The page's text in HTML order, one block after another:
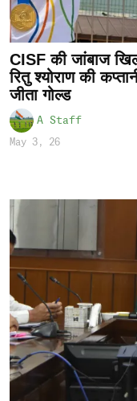
CISF की जांबाज
रितु श्योराण की
जीता गोल्ड
A Staff
May 3, 26